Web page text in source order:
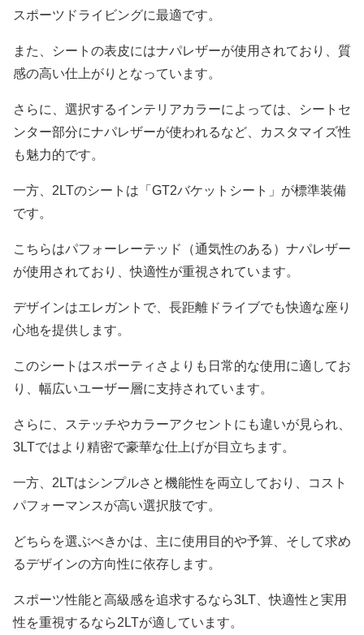
スポーツドライビングに最適です。
また、シートの表皮にはナパレザーが使用されており、質
感の高い仕上がりとなっています。
さらに、選択するインテリアカラーによっては、シートセ
ンター部分にナパレザーが使われるなど、カスタマイズ性
も魅力的です。
一方、2LTのシートは「GT2バケットシート」が標準装備
です。
こちらはパフォーレーテッド（通気性のある）ナパレザー
が使用されており、快適性が重視されています。
デザインはエレガントで、長距離ドライブでも快適な座り
心地を提供します。
このシートはスポーティさよりも日常的な使用に適してお
り、幅広いユーザー層に支持されています。
さらに、ステッチやカラーアクセントにも違いが見られ、
3LTではより精密で豪華な仕上げが目立ちます。
一方、2LTはシンプルさと機能性を両立しており、コスト
パフォーマンスが高い選択肢です。
どちらを選ぶべきかは、主に使用目的や予算、そして求め
るデザインの方向性に依存します。
スポーツ性能と高級感を追求するなら3LT、快適性と実用
性を重視するなら2LTが適しています。